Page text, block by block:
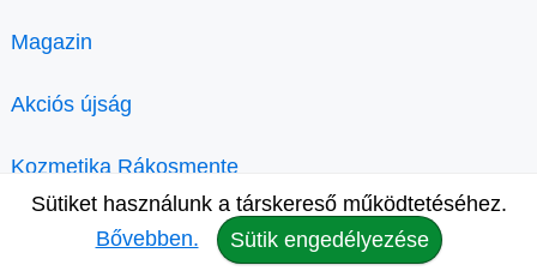
Magazin
Akciós újság
Kozmetika Rákosmente
Sütiket használunk a társkereső működtetéséhez.
Bővebben.
Sütik engedélyezése